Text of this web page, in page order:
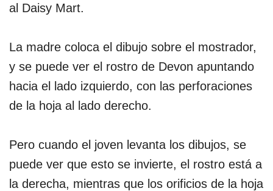
al Daisy Mart.
La madre coloca el dibujo sobre el mostrador,
y se puede ver el rostro de Devon apuntando
hacia el lado izquierdo, con las perforaciones
de la hoja al lado derecho.
Pero cuando el joven levanta los dibujos, se
puede ver que esto se invierte, el rostro está a
la derecha, mientras que los orificios de la hoja